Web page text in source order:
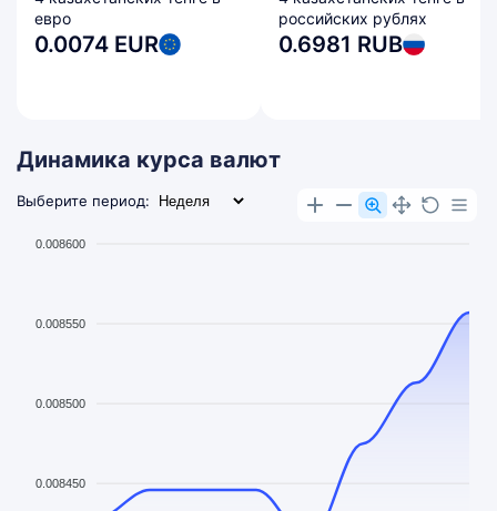
евро
0.0074 EUR
российских рублях
0.6981 RUB
Динамика курса валют
Выберите период:
0.008600
0.008550
0.008500
0.008450